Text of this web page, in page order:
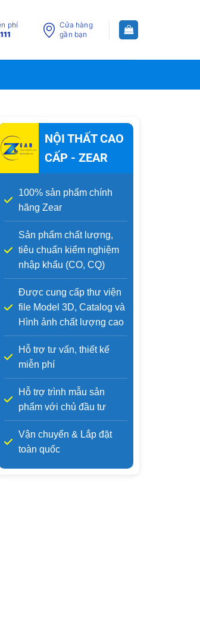
phí
Cửa hàng
gần bạn
NỘI THẤT CAO
CẤP - ZEAR
100% sản phẩm chính
hãng Zear
Sản phẩm chất lượng,
tiêu chuẩn kiểm nghiệm
nhập khẩu (CO, CQ)
Được cung cấp thư viện
file Model 3D, Catalog và
Hình ảnh chất lượng cao
Hỗ trợ tư vấn, thiết kế
miễn phí
Hỗ trợ trình mẫu sản
phẩm với chủ đầu tư
Vận chuyển & Lắp đặt
toàn quốc